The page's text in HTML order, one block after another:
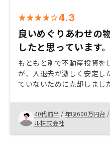
4.3
良いめぐりあわせの
したと思っています。
もともと別で不動産投資を
が、入退去が激しく安定し
ていないために売却しまし
がらサラリーマンが銀行
用枠を有効活用しながら手
る手段は不動産投資しかな
イミングで不動産投資には
りました。 別の不動産会
40代前半 / 年収600万円台 /
ル株式会社